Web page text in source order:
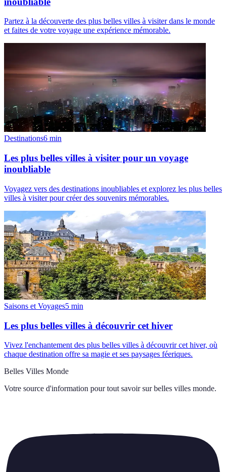
Partez à la découverte des plus belles villes à visiter dans le monde
et faites de votre voyage une expérience mémorable.
Destinations6 min
Les plus belles villes à visiter pour un voyage
inoubliable
Voyagez vers des destinations inoubliables et explorez les plus belles
villes à visiter pour créer des souvenirs mémorables.
Saisons et Voyages5 min
Les plus belles villes à découvrir cet hiver
Vivez l'enchantement des plus belles villes à découvrir cet hiver, où
chaque destination offre sa magie et ses paysages féeriques.
Belles Villes Monde
Votre source d'information pour tout savoir sur belles villes monde.